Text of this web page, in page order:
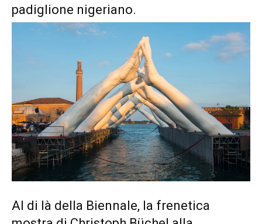
padiglione nigeriano.
Al di là della Biennale, la frenetica